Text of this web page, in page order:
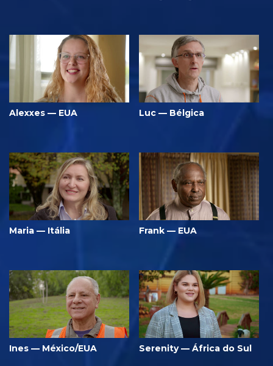
Alexxes — EUA Luc — Bélgica
Maria — Itália Frank — EUA
Ines — México/EUA Serenity — África do Sul